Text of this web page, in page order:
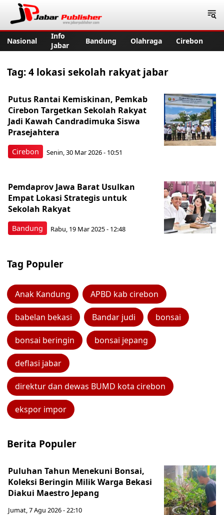
Nasional
Info
Jabar
Bandung Olahraga Cirebon
Tag:4 lokasi sekolah rakyat jabar
Cirebon
Putus Rantai Kemiskinan, Pemkab
Cirebon Targetkan Sekolah Rakyat
Jadi Kawah Candradimuka Siswa
Prasejahtera
Senin, 30 Mar 2026 - 10:51
Bandung
Pemdaprov Jawa Barat Usulkan
Empat Lokasi Strategis untuk
Sekolah Rakyat
Rabu, 19 Mar 2025 - 12:48
Tag Populer
Anak Kandung APBD kab cirebon
babelan bekasi Bandar judi bonsai
bonsai beringin bonsai jepang
deflasi jabar
direktur dan dewas BUMD kota cirebon
ekspor impor
Berita Populer
Puluhan Tahun Menekuni Bonsai,
Koleksi Beringin Milik Warga Bekasi
Diakui Maestro Jepang
Jumat, 7 Agu 2026 - 22:10